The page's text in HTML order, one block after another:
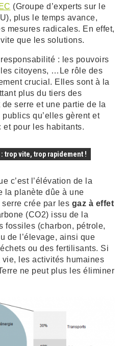
(Groupe d’experts sur le
plus le temps avance,
mesures radicales. En effet,
que les solutions.
: les pouvoirs
citoyens, …Le rôle des
crucial. Elles sont à la
plus du tiers des
serre et une partie de la
qu’elles gèrent et
et pour les habitants.
trop vite, trop rapidement !
c’est l’élévation de la
la planète dûe à une
serre crée par les gaz à effet
(CO2) issu de la
fossiles (charbon, pétrole,
de l’élevage, ainsi que
ou des fertilisants. Si
vie, les activités humaines
ne peut plus les éliminer